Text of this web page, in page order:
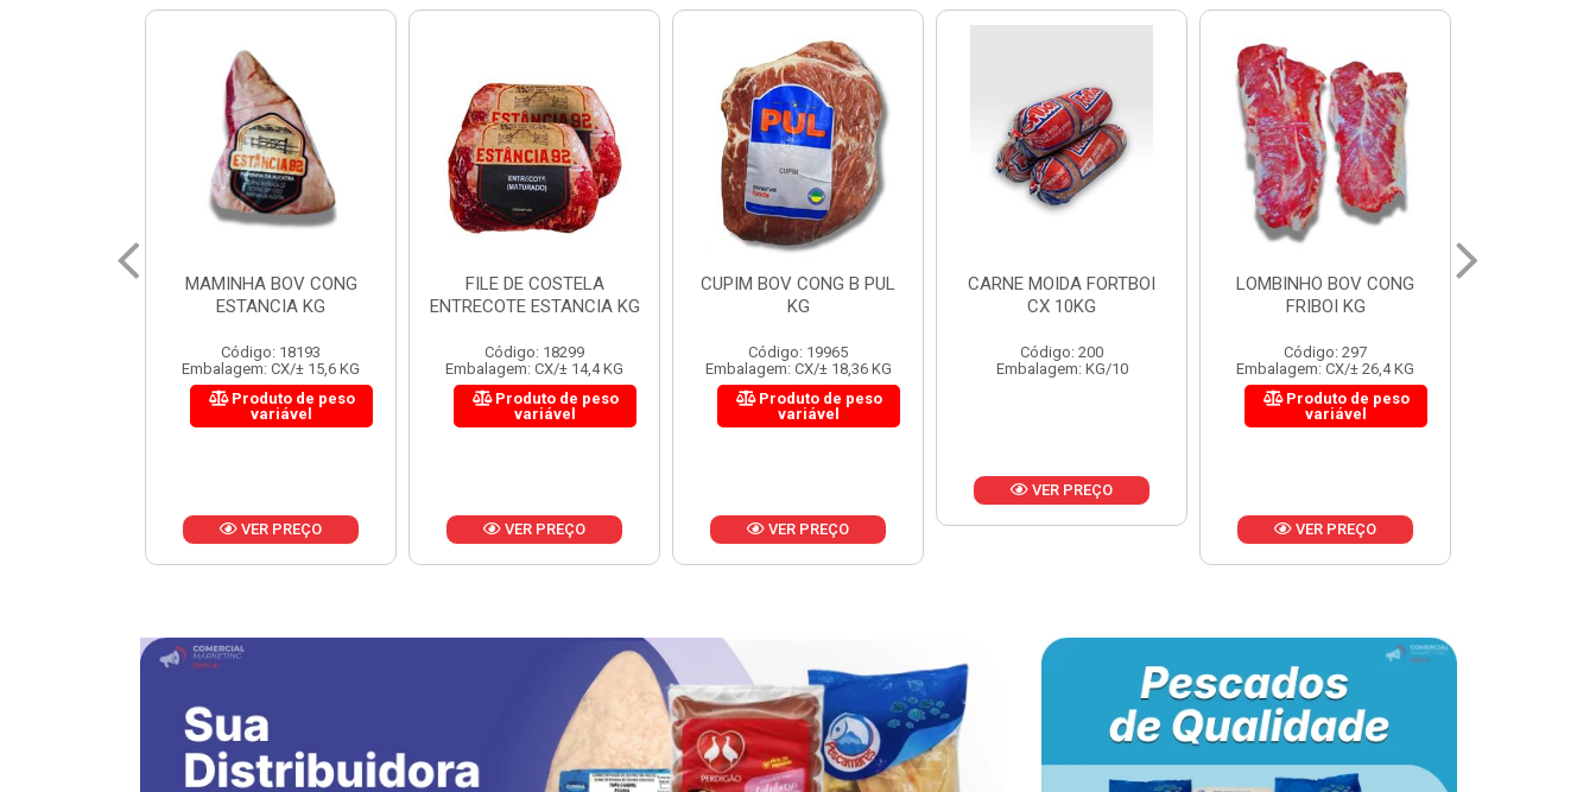
FILE DE COSTELA
ENTRECOTE ESTANCIA KG
Código: 18299
Embalagem: CX/± 14,4 KG
Produto de peso
variável
VER PREÇO
CUPIM BOV CONG B PUL
KG
Código: 19965
Embalagem: CX/± 18,36 KG
Produto de peso
variável
VER PREÇO
CARNE MOIDA FORTBOI
CX 10KG
Código: 200
Embalagem: KG/10
LOMBINHO BOV CONG
FRIBOI KG
Código: 297
Embalagem: CX/± 26,4 KG
VER PREÇO
FIGADO BOV CONG FRIBOI
KG
Código: 222
Embalagem: CX/± 30,12 KG
Produto de peso
variável
VER PREÇO